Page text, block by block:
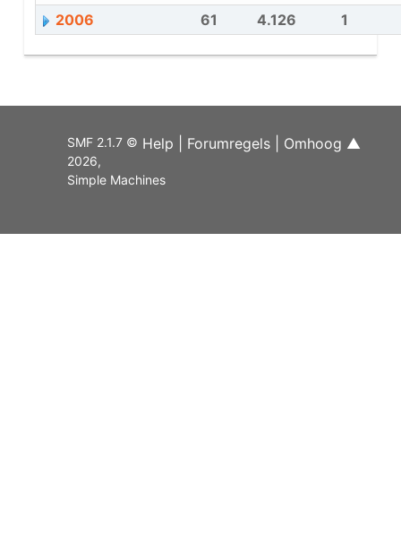
2006
61 4.126 1
Help Forumregels Omhoog ▲
SMF 2.1.7 ©
2026,
Simple Machines